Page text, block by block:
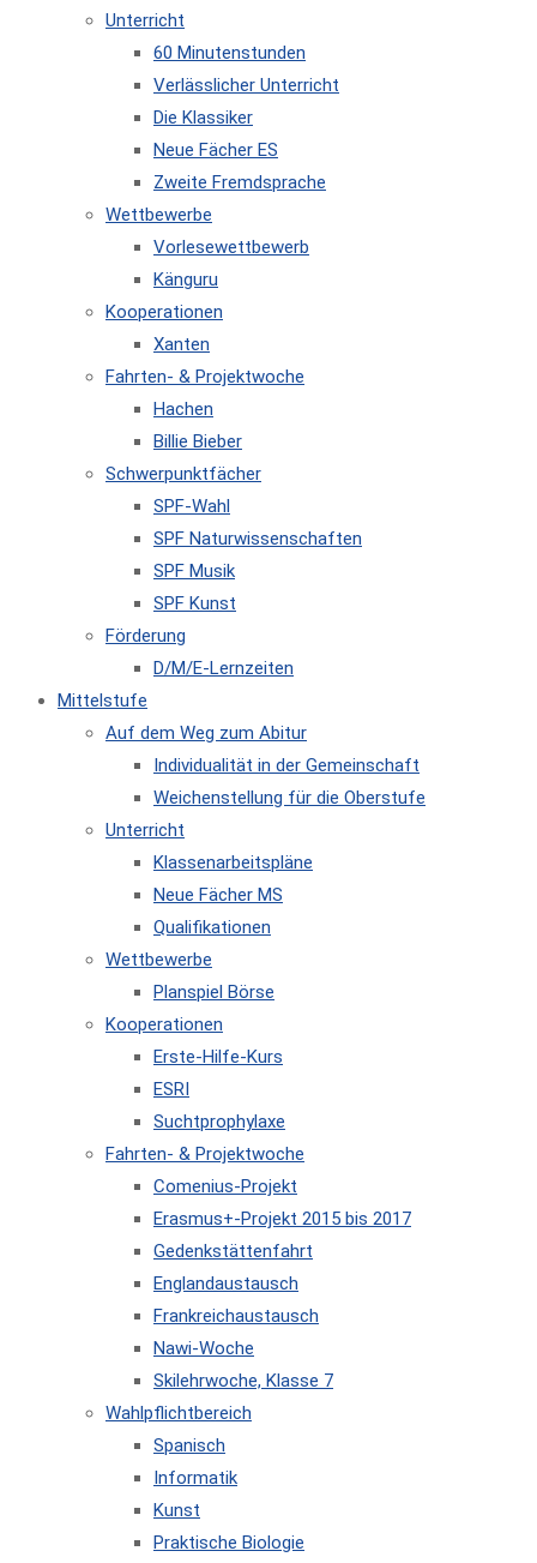
Unterricht
60 Minutenstunden
Verlässlicher Unterricht
Die Klassiker
Neue Fächer ES
Zweite Fremdsprache
Wettbewerbe
Vorlesewettbewerb
Känguru
Kooperationen
Xanten
Fahrten- & Projektwoche
Hachen
Billie Bieber
Schwerpunktfächer
SPF-Wahl
SPF Naturwissenschaften
SPF Musik
SPF Kunst
Förderung
D/M/E-Lernzeiten
Mittelstufe
Auf dem Weg zum Abitur
Individualität in der Gemeinschaft
Weichenstellung für die Oberstufe
Unterricht
Klassenarbeitspläne
Neue Fächer MS
Qualifikationen
Wettbewerbe
Planspiel Börse
Kooperationen
Erste-Hilfe-Kurs
ESRI
Suchtprophylaxe
Fahrten- & Projektwoche
Comenius-Projekt
Erasmus+-Projekt 2015 bis 2017
Gedenkstättenfahrt
Englandaustausch
Frankreichaustausch
Nawi-Woche
Skilehrwoche, Klasse 7
Wahlpflichtbereich
Spanisch
Informatik
Kunst
Praktische Biologie